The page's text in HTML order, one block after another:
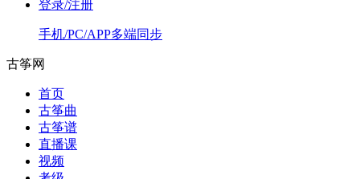
登录/注册
手机/PC/APP多端同步
古筝网
首页
古筝曲
古筝谱
直播课
视频